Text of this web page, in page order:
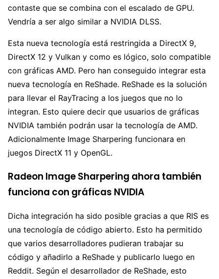
contaste que se combina con el escalado de GPU.
Vendría a ser algo similar a NVIDIA DLSS.
Esta nueva tecnología está restringida a DirectX 9,
DirectX 12 y Vulkan y como es lógico, solo compatible
con gráficas AMD. Pero han conseguido integrar esta
nueva tecnología en ReShade. ReShade es la solución
para llevar el RayTracing a los juegos que no lo
integran. Esto quiere decir que usuarios de gráficas
NVIDIA también podrán usar la tecnología de AMD.
Adicionalmente Image Sharpering funcionara en
juegos DirectX 11 y OpenGL.
Radeon Image Sharpering ahora también
funciona con gráficas NVIDIA
Dicha integración ha sido posible gracias a que RIS es
una tecnología de código abierto. Esto ha permitido
que varios desarrolladores pudieran trabajar su
código y añadirlo a ReShade y publicarlo luego en
Reddit. Según el desarrollador de ReShade, esto